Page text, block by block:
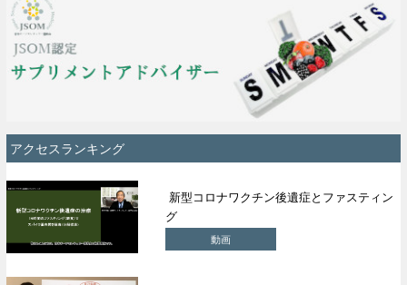
アクセスランキング
新型コロナワクチン後遺症とファスティン
グ
動画